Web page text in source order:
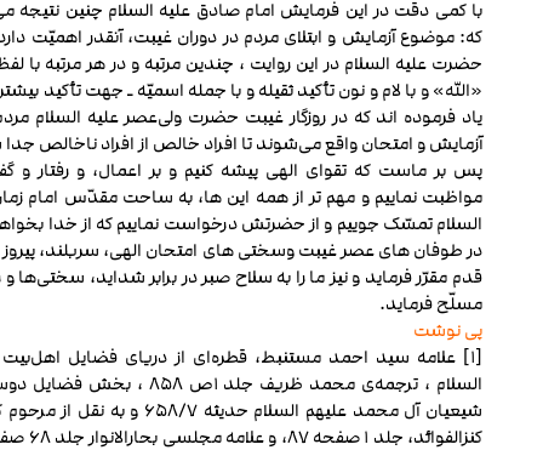
با کمی دقت در این فرمایش امام صادق علیه السلام چنین نتیجه
که: موضوع آزمایش و ابتلای مردم در دوران غیبت، آنقدر اهمیّت
حضرت علیه السلام در این روایت ، چندین مرتبه و در هر مرتبه با
«الله» و با لام و نون تأکید ثقیله و با جمله اسمیّه ـ جهت تأکید
یاد فرموده اند که در روزگار غیبت حضرت ولی‌عصر علیه السلام
آزمایش و امتحان واقع می‌شوند تا افراد خالص از افراد ناخالص
پس بر ماست که تقوای الهی پیشه کنیم و بر اعمال، و رفتار و
مواظبت نماییم و مهم تر از همه این ها، به ساحت مقدّس امام
السلام تمسّک جوییم و از حضرتش درخواست نماییم که از خدا
در طوفان های عصر غیبت وسختی های امتحان الهی، سربلند، پیروز
‌قدم مقرّر فرماید و نیز ما را به سلاح صبر در برابر شداید، سختی‌ها و
مسلّح فرماید.
پی نوشت
[۱] علامه سید احمد مستنبط، قطره‌ای از دریای فضایل اهل‌بیت
السلام ، ترجمه‌ی محمد ظریف جلد ۱ص ۸۵۸ ،
شیعیان آل محمد علیهم السلام حدیثه ۶۵۸/۷ و به